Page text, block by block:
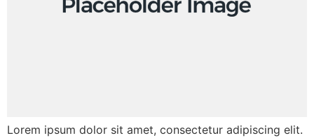
Lorem ipsum dolor sit amet, consectetur adipiscing elit.